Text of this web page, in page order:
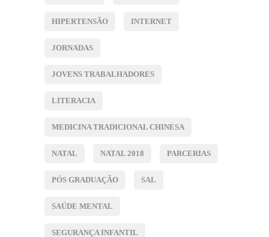
HIPERTENSÃO INTERNET
JORNADAS
JOVENS TRABALHADORES
LITERACIA
MEDICINA TRADICIONAL CHINESA
NATAL NATAL 2018 PARCERIAS
PÓS GRADUAÇÃO SAL
SAÚDE MENTAL
SEGURANÇA INFANTIL